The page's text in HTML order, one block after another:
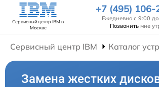
Сервисный центр IBM в
Москве
+7 (495) 106-
Ежедневно с 9:00
Позвонить мне
Сервисный центр IBM Каталог
Замена жестких